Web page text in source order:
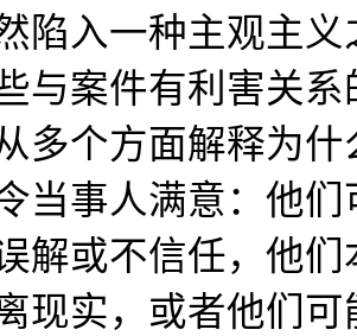
陷入一种主观主
与案件有利害关
多个方面解释为
当事人满意：他
解或不信任，他
现实，或者他们